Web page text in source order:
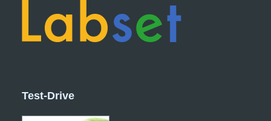
Test-Drive